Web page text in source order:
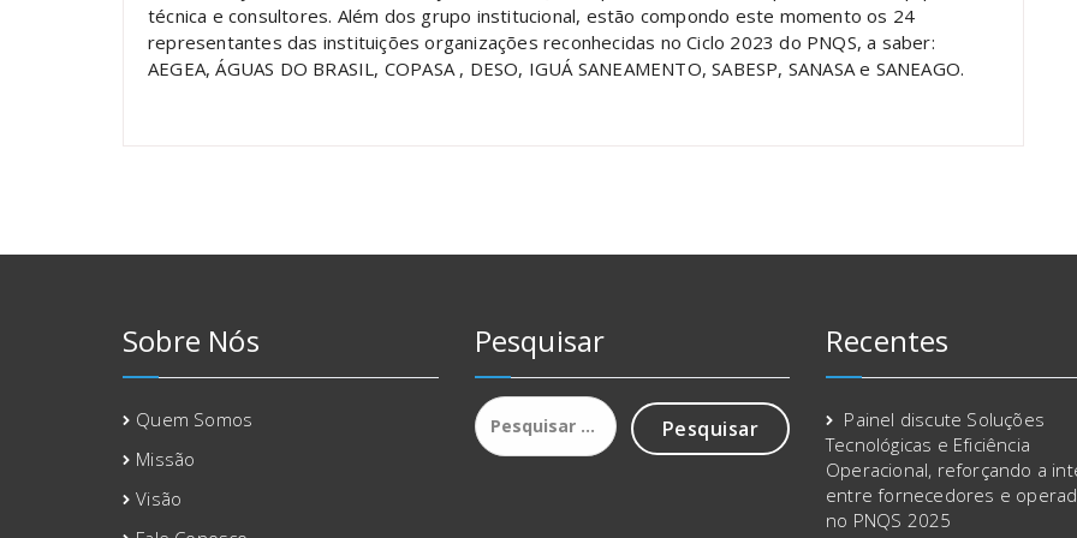
técnica e consultores. Além dos grupo institucional, estão compondo este momento os 24
representantes das instituições organizações reconhecidas no Ciclo 2023 do PNQS, a saber:
AEGEA, ÁGUAS DO BRASIL, COPASA , DESO, IGUÁ SANEAMENTO, SABESP, SANASA e SANEAGO.
Sobre Nós
Quem Somos
Missão
Visão
Pesquisar
Pesquisar
por:
Recentes
Painel discute Soluções
Tecnológicas e Eficiência
Operacional, reforçando a
entre fornecedores e
no PNQS 2025